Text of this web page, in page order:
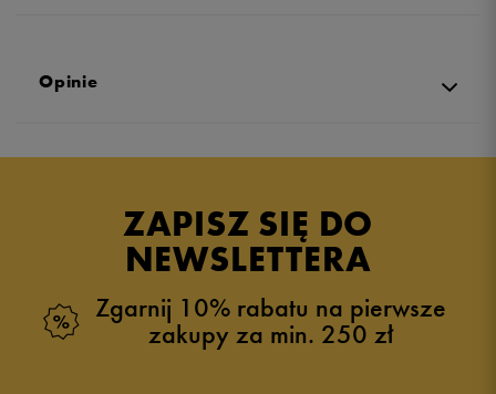
Opinie
ZAPISZ SIĘ DO
NEWSLETTERA
Zgarnij 10% rabatu na pierwsze
zakupy za min. 250 zł